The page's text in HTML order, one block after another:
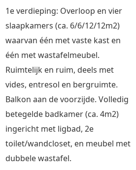
1e verdieping: Overloop en vier
slaapkamers (ca. 6/6/12/12m2)
waarvan één met vaste kast en
één met wastafelmeubel.
Ruimtelijk en ruim, deels met
vides, entresol en bergruimte.
Balkon aan de voorzijde. Volledig
betegelde badkamer (ca. 4m2)
ingericht met ligbad, 2e
toilet/wandcloset, en meubel met
dubbele wastafel.